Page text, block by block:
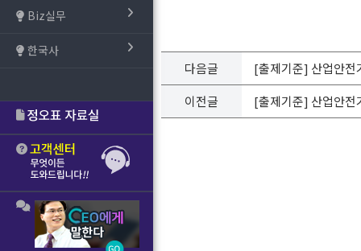
Biz실무
한국사
다음글
[출제기준] 산업안전
이전글
[출제기준] 산업안전